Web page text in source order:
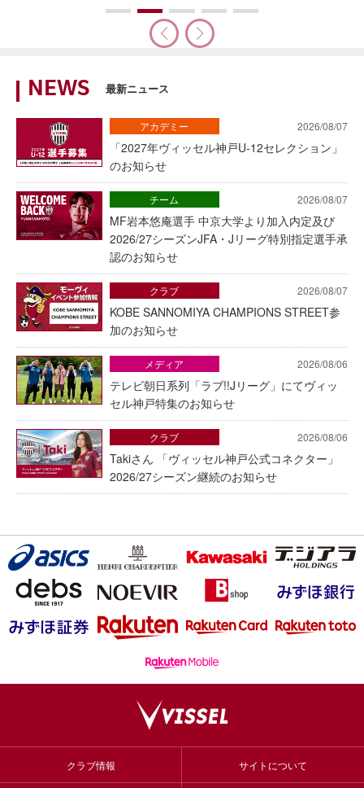
NEWS 最新ニュース
2026/08/07
「2027年ヴィッセル神戸U-12セレクション」
のお知らせ
アカデミー
2026/08/07
MF岩本悠庵選手 中京大学より加入内定及び
2026/27シーズンJFA・Jリーグ特別指定選手承
認のお知らせ
チーム
2026/08/07
KOBE SANNOMIYA CHAMPIONS STREET参
加のお知らせ
クラブ
2026/08/06
テレビ朝日系列「ラブ!!Jリーグ」にてヴィッ
セル神戸特集のお知らせ
メディア
2026/08/06
Takiさん 「ヴィッセル神戸公式コネクター」
2026/27シーズン継続のお知らせ
クラブ
クラブ情報 サイトについて